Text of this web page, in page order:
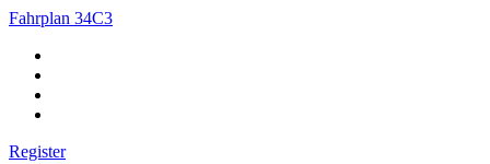
Fahrplan 34C3
Register